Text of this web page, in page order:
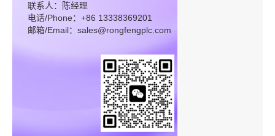
联系人：陈经理
电话/Phone：+86 13338369201
邮箱/Email：sales@rongfengplc.com